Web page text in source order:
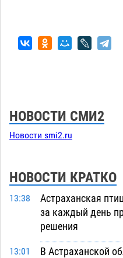
НОВОСТИ СМИ2
Новости smi2.ru
НОВОСТИ КРАТКО
13:38
Астраханская
за каждый день
решения
13:01
В Астраханской